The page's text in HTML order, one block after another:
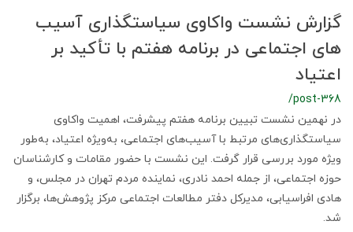
گزارش نشست واکاوی سیاستگذاری آسیب
های اجتماعی در برنامه هفتم با تأکید بر
اعتیاد
/post-368
در نهمین نشست تبیین برنامه هفتم پیشرفت، اهمیت واکاوی
سیاستگذاری‌های مرتبط با آسیب‌های اجتماعی، به‌ویژه اعتیاد، به‌طور
ویژه مورد بررسی قرار گرفت. این نشست با حضور مقامات و کارشناسان
حوزه اجتماعی، از جمله احمد نادری، نماینده مردم تهران در مجلس، و
هادی افراسیابی، مدیرکل دفتر مطالعات اجتماعی مرکز پژوهش‌ها، برگزار
شد.